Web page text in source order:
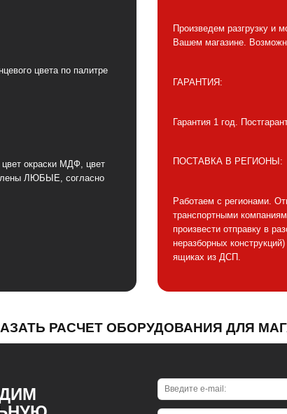
цвета по палитре
цвет окраски МДФ, цвет
ЛЮБЫЕ, согласно
Произведем разгрузку и
Вашем магазине.
ГАРАНТИЯ:
Гарантия 1 год.
ПОСТАВКА В РЕГИОНЫ:
Работаем с регионами.
транспортными
произвести отправку в
неразборных
ящиках из ДСП.
РАСЧЕТ ОБОРУДОВАНИЯ ДЛЯ